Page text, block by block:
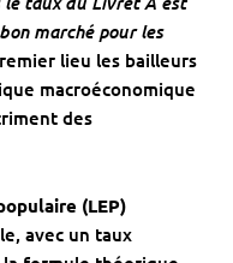
marché pour les
lieu les bailleurs
macroéconomique
des
(LEP)
avec un taux